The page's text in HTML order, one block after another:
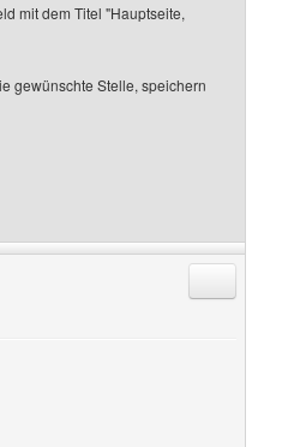
mit dem Titel "Hauptseite,
gewünschte Stelle, speichern